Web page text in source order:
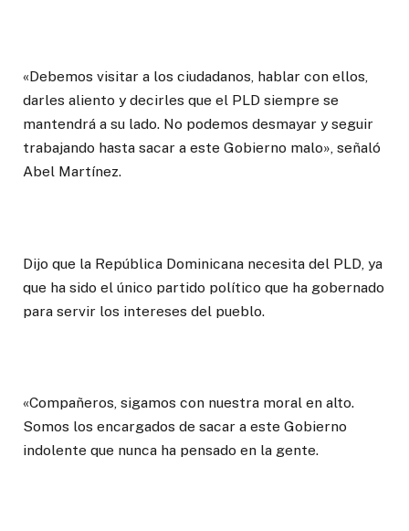
«Debemos visitar a los ciudadanos, hablar con ellos,
darles aliento y decirles que el PLD siempre se
mantendrá a su lado. No podemos desmayar y seguir
trabajando hasta sacar a este Gobierno malo», señaló
Abel Martínez.
Dijo que la República Dominicana necesita del PLD, ya
que ha sido el único partido político que ha gobernado
para servir los intereses del pueblo.
«Compañeros, sigamos con nuestra moral en alto.
Somos los encargados de sacar a este Gobierno
indolente que nunca ha pensado en la gente.